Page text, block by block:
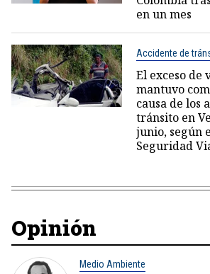
en un mes
Accidente de
El exceso de
mantuvo
causa de los
tránsito en
junio, según
Seguridad
Opinión
Medio Ambiente